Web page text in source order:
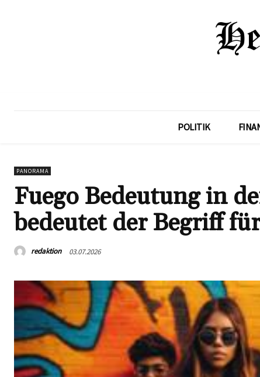
POLITIK
PANORAMA
Fuego Bedeutung in
bedeutet der Begriff
redaktion 03.07.2026